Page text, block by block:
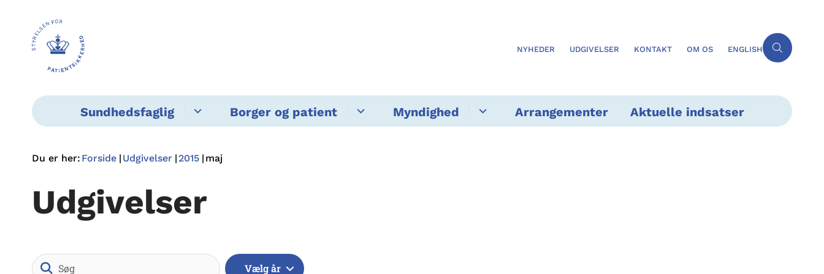
NYHEDER UDGIVELSER KONTAKT OM OS ENGLISH
Sundhedsfaglig Borger og patient Myndighed Arrangementer Aktuelle indsatser
Du er her: Forside Udgivelser 2015 maj
Udgivelser
Søg
Vælg år